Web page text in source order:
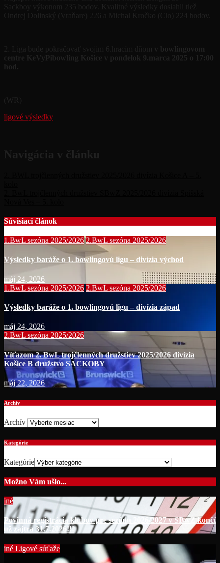
Sackboy výkonom 235 bodov.
Kvalitné výsledky dosiahli tiež
Ondrej Dolinský (Vraňare) 226 a Michal Kročko (Clo) 224 bodov.
2. Liga bude pokračovať svojim 6.hracím dňom v bowlingovom
centre KeVyPibowling Košice v pondelok 9.marca 2025 o 17:00
hod.
(WR)
ligové výsledky
Navigácia v článku
Súvisiaci článok
1.BwL sezóna 2025/2026 2.BwL sezóna 2025/2026
Výsledky baráže o 1. bowlingovú ligu – divízia východ
máj 24, 2026
1.BwL sezóna 2025/2026 2.BwL sezóna 2025/2026
Výsledky baráže o 1. bowlingovú ligu – divízia západ
máj 24, 2026
2.BwL sezóna 2025/2026
Víťazom 2. BwL trojčlenných družstiev 2025/2026 divízia
Košice B družstvo SACKOBY
máj 22, 2026
Archív
Archív
Kategórie
Kategórie
Možno Vám ušlo...
iné
Povinná registrácia klubov pre sezónu 2026/2027 v SBwZ končí
už zajtra 31.7.2026!!!
iné Ligové súťaže